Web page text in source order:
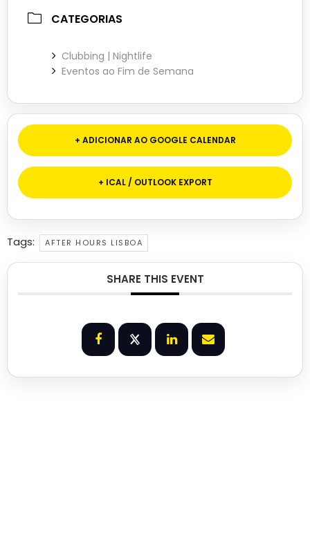
CATEGORIAS
Clubbing | Nightlife
Eventos ao Fim de Semana
+ ADICIONAR AO GOOGLE CALENDAR
+ ICAL / OUTLOOK EXPORT
Tags: AFTER HOURS LISBOA
SHARE THIS EVENT